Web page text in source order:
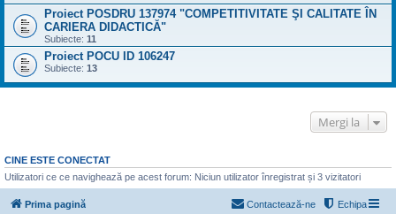
Proiect POSDRU 137974 "COMPETITIVITATE ŞI CALITATE ÎN
CARIERA DIDACTICĂ"
Subiecte: 11
Proiect POCU ID 106247
Subiecte: 13
Mergi la
CINE ESTE CONECTAT
Utilizatori ce ce navighează pe acest forum: Niciun utilizator înregistrat și 3 vizitatori
Prima pagină Echipa
Contactează-ne